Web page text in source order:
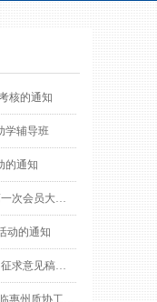
核的通知
学辅导班
的通知
凝聚共识 共谋发展——惠州市质量协会第七届第一次会员大会暨质量发展交流会圆满落幕
动的通知
《职工五小创新赛事活动 实施指南》团体标准（征求意见稿）研讨会成功召开
香港质协林建新主席、深圳质协李榕会长一行莅临惠州质协工作交流